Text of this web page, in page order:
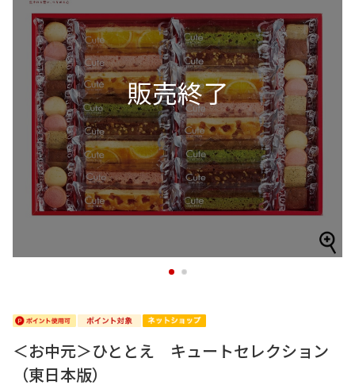
1 2
＜お中元＞ひととえ キュートセレクション
（東日本版）